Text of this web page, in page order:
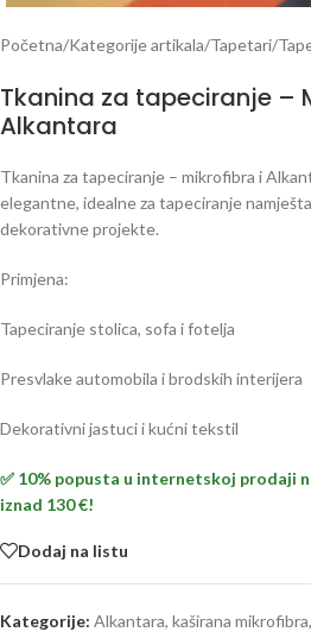
Početna/Kategorije artikala/Tapetari/
Tkanina za tapeciranje –
Alkantara
Tkanina za tapeciranje – mikrofibra i
elegantne, idealne za tapeciranje
dekorativne projekte.
Primjena:
Tapeciranje stolica, sofa i fotelja
Presvlake automobila i brodskih interijera
Dekorativni jastuci i kućni tekstil
✅ 10% popusta u internetskoj prodaji
iznad 130 €!
Dodaj na listu
Kategorije: Alkantara, kaširana mikrofibra,